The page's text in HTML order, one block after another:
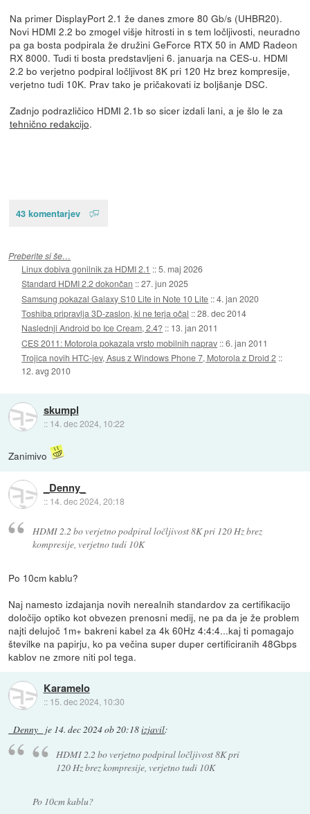
Na primer DisplayPort 2.1 že danes zmore 80 Gb/s (UHBR20).
Novi HDMI 2.2 bo zmogel višje hitrosti in s tem ločljivosti, neuradno
pa ga bosta podpirala že družini GeForce RTX 50 in AMD Radeon
RX 8000. Tudi ti bosta predstavljeni 6. januarja na CES-u. HDMI
2.2 bo verjetno podpiral ločljivost 8K pri 120 Hz brez kompresije,
verjetno tudi 10K. Prav tako je pričakovati iz boljšanje DSC.
Zadnjo podrazličico HDMI 2.1b so sicer izdali lani, a je šlo le za
tehnično redakcijo.
43 komentarjev
Preberite si še…
Linux dobiva gonilnik za HDMI 2.1 ::5. maj 2026
Standard HDMI 2.2 dokončan ::27. jun 2025
Samsung pokazal Galaxy S10 Lite in Note 10 Lite ::4. jan 2020
Toshiba pripravlja 3D-zaslon, ki ne terja očal ::28. dec 2014
Naslednji Android bo Ice Cream, 2.4? :: 13. jan 2011
CES 2011: Motorola pokazala vrsto mobilnih naprav ::6. jan 2011
Trojica novih HTC-jev, Asus z Windows Phone 7, Motorola z Droid 2 ::
12. avg 2010
skumpl
:: 14. dec 2024, 10:22
Zanimivo
_Denny_
:: 14. dec 2024, 20:18
HDMI 2.2 bo verjetno podpiral ločljivost 8K pri 120 Hz brez
kompresije, verjetno tudi 10K
Po 10cm kablu?
Naj namesto izdajanja novih nerealnih standardov za certifikacijo
določijo optiko kot obvezen prenosni medij, ne pa da je že problem
najti delujoč 1m+ bakreni kabel za 4k 60Hz 4:4:4...kaj ti pomagajo
številke na papirju, ko pa večina super duper certificiranih 48Gbps
kablov ne zmore niti pol tega.
Karamelo
:: 15. dec 2024, 10:30
_Denny_ je 14. dec 2024 ob 20:18izjavil:
HDMI 2.2 bo verjetno podpiral ločljivost 8K pri
120 Hz brez kompresije, verjetno tudi 10K
Po 10cm kablu?